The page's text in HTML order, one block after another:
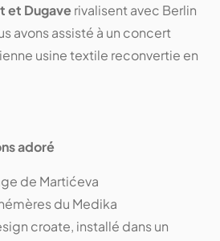
et Dugaverivalisent avec Berlin
avons assisté à un concert
usine textile reconvertie en
adoré
de Martićeva
du Medika
croate, installé dans un